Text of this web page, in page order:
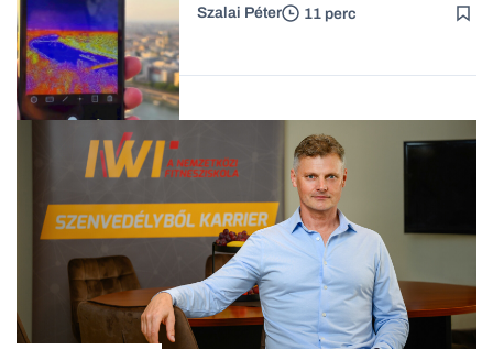
Családi
vállalkozások
Szalai Péter 11 perc